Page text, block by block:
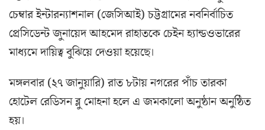
চেম্বার ইন্টারন্যাশনাল (জেসিআই) চট্টগ্রামের নবনির্বাচিত
প্রেসিডেন্ট জুনায়েদ আহমেদ রাহাতকে চেইন হ্যান্ডওভারের
মাধ্যমে দায়িত্ব বুঝিয়ে দেওয়া হয়েছে।
মঙ্গলবার (২৭ জানুয়ারি) রাত ৮টায় নগরের পাঁচ তারকা
হোটেল রেডিসন ব্লু মোহনা হলে এ জমকালো অনুষ্ঠান অনুষ্ঠিত
হয়।